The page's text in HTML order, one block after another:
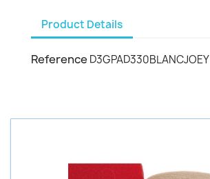
Product Details
Reference D3GPAD330BLANCJOEY